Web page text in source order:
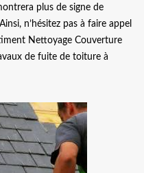
plus de signe de
n’hésitez pas à faire appel
Nettoyage Couverture
de fuite de toiture à